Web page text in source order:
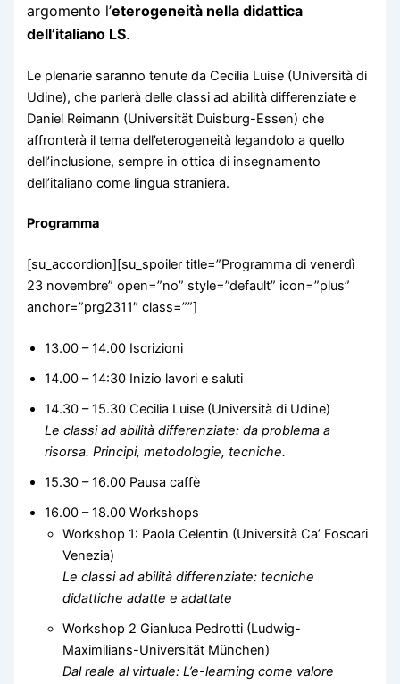
argomento l’eterogeneità nella didattica
dell’italiano LS.
Le plenarie saranno tenute da Cecilia Luise (Università di
Udine), che parlerà delle classi ad abilità differenziate e
Daniel Reimann (Universität Duisburg-Essen) che
affronterà il tema dell’eterogeneità legandolo a quello
dell’inclusione, sempre in ottica di insegnamento
dell’italiano come lingua straniera.
Programma
[su_accordion][su_spoiler title=”Programma di venerdì
23 novembre” open=”no” style=”default” icon=”plus”
anchor=”prg2311″ class=””]
13.00 – 14.00 Iscrizioni
14.00 – 14:30 Inizio lavori e saluti
14.30 – 15.30 Cecilia Luise (Università di Udine)
Le classi ad abilità differenziate: da problema a
risorsa. Principi, metodologie, tecniche.
15.30 – 16.00 Pausa caffè
16.00 – 18.00 Workshops
Workshop 1: Paola Celentin (Università Ca’ Foscari
Venezia)
Le classi ad abilità differenziate: tecniche
didattiche adatte e adattate
Workshop 2 Gianluca Pedrotti (Ludwig-
Maximilians-Universität München)
Dal reale al virtuale: L’e-learning come valore